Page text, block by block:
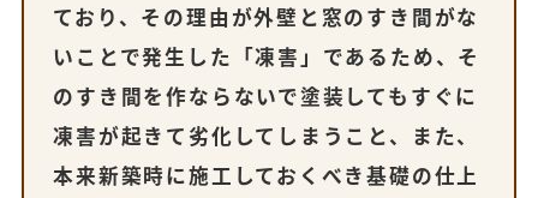
ており、その理由が外壁と窓のすき間がな
いことで発生した「凍害」であるため、そ
のすき間を作ならないで塗装してもすぐに
凍害が起きて劣化してしまうこと、また、
本来新築時に施工しておくべき基礎の仕上